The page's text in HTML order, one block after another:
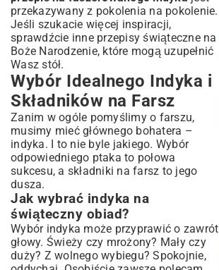
Indyka
Pieczone warzywa korzeniowe do indyka
Sosy, które podkreślą smak dania
Świeże sałatki i surówki
Porady na Wykorzystanie Resztek i
Przechowywanie
Kreatywne pomysły na dania z
pozostałego indyka
Jak bezpiecznie przechowywać
upieczonego indyka?
Podsumowanie – Świętuj z Doskonałym
Indykiem
przekazywany z pokolenia na pokolenie.
Jeśli szukacie więcej inspiracji,
sprawdźcie inne przepisy świąteczne na
Boże Narodzenie, które mogą uzupełnić
Wasz stół.
Wybór Idealnego Indyka i
Składników na Farsz
Zanim w ogóle pomyślimy o farszu,
musimy mieć głównego bohatera –
indyka. I to nie byle jakiego. Wybór
odpowiedniego ptaka to połowa
sukcesu, a składniki na farsz to jego
dusza.
Jak wybrać indyka na
świąteczny obiad?
Wybór indyka może przyprawić o zawrót
głowy. Świeży czy mrożony? Mały czy
duży? Z wolnego wybiegu? Spokojnie,